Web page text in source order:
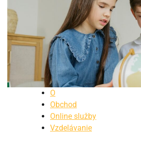
O
Obchod
Online služby
Vzdelávanie